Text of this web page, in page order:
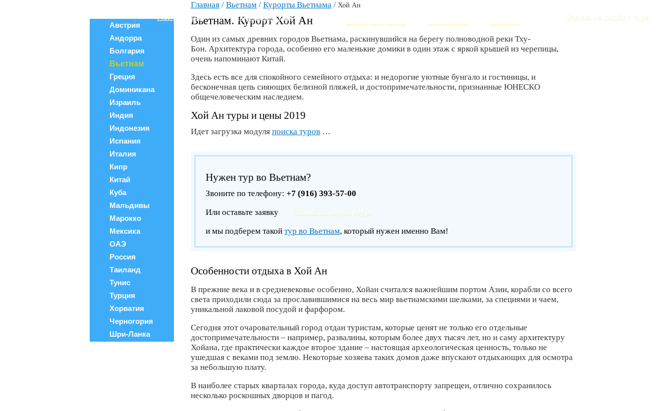
Поиск тура Горящие туры Заявка на подбор тура
Австрия
Андорра
Болгария
Вьетнам
Греция
Доминикана
Израиль
Индия
Индонезия
Испания
Италия
Кипр
Китай
Куба
Мальдивы
Марокко
Мексика
ОАЭ
Россия
Таиланд
Тунис
Турция
Хорватия
Черногория
Шри-Ланка
Главная / Вьетнам / Курорты Вьетнама / Хой Ан
Вьетнам. Курорт Хой Ан
Один из самых древних городов Вьетнама, раскинувшийся на берегу полноводной реки Тху-
Бон. Архитектура города, особенно его маленькие домики в один этаж с яркой крышей из черепицы,
очень напоминают Китай.
Здесь есть все для спокойного семейного отдыха: и недорогие уютные бунгало и гостиницы, и
бесконечная цепь сияющих белизной пляжей, и достопримечательности, признанные ЮНЕСКО
общечеловеческим наследием.
Хой Ан туры и цены 2019
Идет загрузка модуля поиска туров …
Нужен тур во Вьетнам?
Звоните по телефону: +7 (916) 393-57-00
Или оставьте заявку
Заявка на подбор тура
и мы подберем такой тур во Вьетнам, который нужен именно Вам!
Особенности отдыха в Хой Ан
В прежние века и в средневековье особенно, Хойан считался важнейшим портом Азии, корабли со всего
света приходили сюда за прославившимися на весь мир вьетнамскими шелками, за специями и чаем,
уникальной лаковой посудой и фарфором.
Сегодня этот очаровательный город отдан туристам, которые ценят не только его отдельные
достопримечательности – например, развалины, которым более двух тысяч лет, но и саму архитектуру
Хойана, где практически каждое второе здание – настоящая археологическая ценность, только не
ушедшая с веками под землю. Некоторые хозяева таких домов даже впускают отдыхающих для осмотра
за небольшую плату.
В наиболее старых кварталах города, куда доступ автотранспорту запрещен, отлично сохранилось
несколько роскошных дворцов и пагод.